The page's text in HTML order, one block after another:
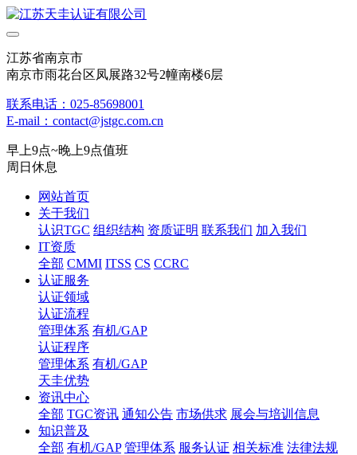
江苏省南京市
南京市雨花台区凤展路32号2幢南楼6层
联系电话：025-85698001
E-mail：contact@jstgc.com.cn
早上9点~晚上9点值班
周日休息
网站首页
关于我们
认识TGC 组织结构 资质证明 联系我们 加入我们
IT资质
全部 CMMI ITSS CS CCRC
认证服务
认证领域
认证流程
管理体系 有机/GAP
认证程序
管理体系 有机/GAP
天圭优势
资讯中心
全部 TGC资讯 通知公告 市场供求 展会与培训信息
知识普及
全部 有机/GAP 管理体系 服务认证 相关标准 法律法规